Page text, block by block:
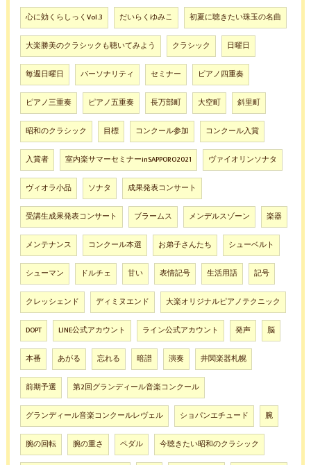
心に効くらしっくVol.3 だいらくゆみこ 初夏に聴きたい珠玉の名曲
大楽勝美のクラシックも聴いてみよう クラシック 日曜日
毎週日曜日 パーソナリティ セミナー ピアノ四重奏
ピアノ三重奏 ピアノ五重奏 長万部町 大空町 斜里町
昭和のクラシック 目標 コンクール参加 コンクール入賞
入賞者 室内楽サマーセミナーinSAPPORO2021 ヴァイオリンソナタ
ヴィオラ小品 ソナタ 成果発表コンサート
受講生成果発表コンサート ブラームス メンデルスゾーン 楽器
メンテナンス コンクール本選 お弟子さんたち シューベルト
シューマン ドルチェ 甘い 表情記号 生活用語 記号
クレッシェンド ディミヌエンド 大楽オリジナルピアノテクニック
DOPT LINE公式アカウント ライン公式アカウント 発声 脳
本番 あがる 忘れる 暗譜 演奏 井関楽器札幌
前期予選 第2回グランディール音楽コンクール
グランディール音楽コンクールレヴェル ショパンエチュード 腕
腕の回転 腕の重さ ペダル 今聴きたい昭和のクラシック